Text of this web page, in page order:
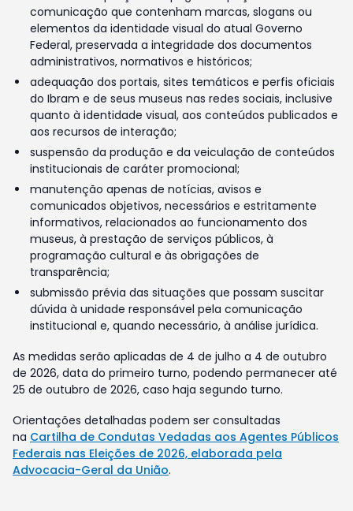
comunicação que contenham marcas, slogans ou
elementos da identidade visual do atual Governo
Federal, preservada a integridade dos documentos
administrativos, normativos e históricos;
adequação dos portais, sites temáticos e perfis oficiais
do Ibram e de seus museus nas redes sociais, inclusive
quanto à identidade visual, aos conteúdos publicados e
aos recursos de interação;
suspensão da produção e da veiculação de conteúdos
institucionais de caráter promocional;
manutenção apenas de notícias, avisos e
comunicados objetivos, necessários e estritamente
informativos, relacionados ao funcionamento dos
museus, à prestação de serviços públicos, à
programação cultural e às obrigações de
transparência;
submissão prévia das situações que possam suscitar
dúvida à unidade responsável pela comunicação
institucional e, quando necessário, à análise jurídica.
As medidas serão aplicadas de 4 de julho a 4 de outubro
de 2026, data do primeiro turno, podendo permanecer até
25 de outubro de 2026, caso haja segundo turno.
Orientações detalhadas podem ser consultadas
na Cartilha de Condutas Vedadas aos Agentes Públicos
Federais nas Eleições de 2026, elaborada pela
Advocacia-Geral da União.